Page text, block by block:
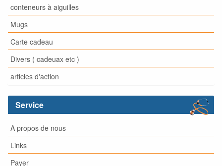
conteneurs à aiguilles
Mugs
Carte cadeau
Divers ( cadeuax etc )
articles d'action
Service
A propos de nous
Links
Payer